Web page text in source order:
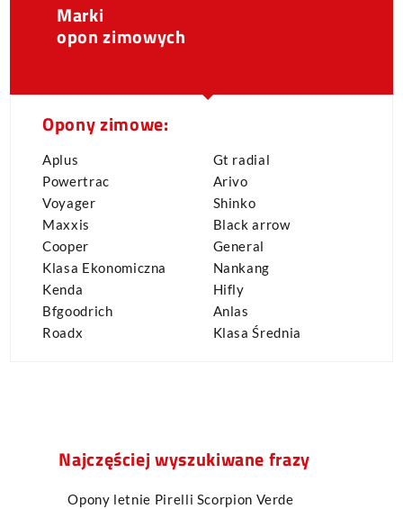
Opony zimowe:
Aplus
Powertrac
Voyager
Maxxis
Cooper
Klasa Ekonomiczna
Kenda
Bfgoodrich
Roadx
Gt radial
Arivo
Shinko
Black arrow
General
Nankang
Hifly
Anlas
Klasa Średnia
Marki
opon zimowych
Najczęściej wyszukiwane frazy
Opony letnie Pirelli Scorpion Verde